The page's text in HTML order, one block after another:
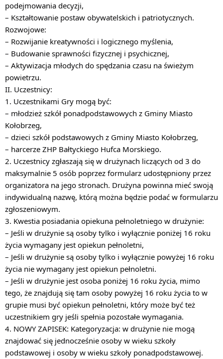
podejmowania decyzji,
– Kształtowanie postaw obywatelskich i patriotycznych.
Rozwojowe:
– Rozwijanie kreatywności i logicznego myślenia,
– Budowanie sprawności fizycznej i psychicznej,
– Aktywizacja młodych do spędzania czasu na świeżym
powietrzu.
II. Uczestnicy:
1. Uczestnikami Gry mogą być:
– młodzież szkół ponadpodstawowych z Gminy Miasto
Kołobrzeg,
– dzieci szkół podstawowych z Gminy Miasto Kołobrzeg,
– harcerze ZHP Bałtyckiego Hufca Morskiego.
2. Uczestnicy zgłaszają się w drużynach liczących od 3 do
maksymalnie 5 osób poprzez formularz udostępniony przez
organizatora na jego stronach. Drużyna powinna mieć swoją
indywidualną nazwę, którą można będzie podać w formularzu
zgłoszeniowym.
3. Kwestia posiadania opiekuna pełnoletniego w drużynie:
– Jeśli w drużynie są osoby tylko i wyłącznie poniżej 16 roku
życia wymagany jest opiekun pełnoletni,
– Jeśli w drużynie są osoby tylko i wyłącznie powyżej 16 roku
życia nie wymagany jest opiekun pełnoletni.
– Jeśli w drużynie jest osoba poniżej 16 roku życia, mimo
tego, że znajdują się tam osoby powyżej 16 roku życia to w
grupie musi być opiekun pełnoletni, który może być też
uczestnikiem gry jeśli spełnia pozostałe wymagania.
4. NOWY ZAPISEK: Kategoryzacja: w drużynie nie mogą
znajdować się jednocześnie osoby w wieku szkoły
podstawowej i osoby w wieku szkoły ponadpodstawowej.